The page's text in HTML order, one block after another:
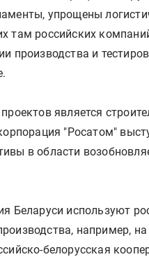
упрощены
там российских
производства и
является
"Росатом"
в области
Беларуси используют
например,
белорусская